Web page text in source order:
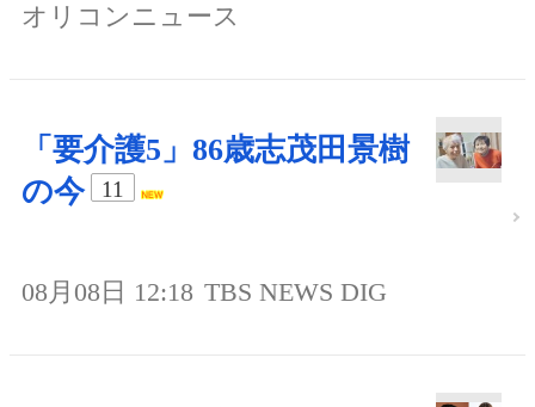
オリコンニュース
「要介護5」86歳志茂田景樹
の今
11
08月08日 12:18 TBS NEWS DIG